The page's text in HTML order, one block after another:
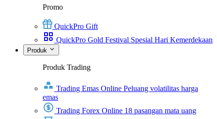
Promo
QuickPro Gift
QuickPro Gold Festival Spesial Hari Kemerdekaan
Produk
Produk Trading
Trading Emas Online Peluang volatilitas harga
emas
Trading Forex Online 18 pasangan mata uang